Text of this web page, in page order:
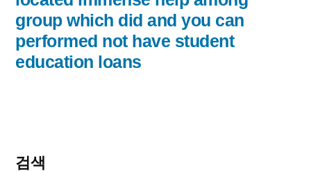
션group which did and you can
performed not have student
education loans
검색